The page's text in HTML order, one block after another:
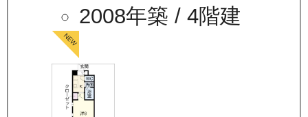
2008年築 / 4階建